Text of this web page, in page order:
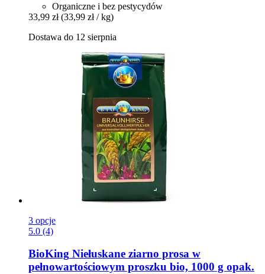
Organiczne i bez pestycydów
33,99 zł (33,99 zł / kg)
Dostawa do 12 sierpnia
3 opcje
5.0 (4)
BioKing Niełuskane ziarno prosa w
pełnowartościowym proszku bio, 1000 g opak.